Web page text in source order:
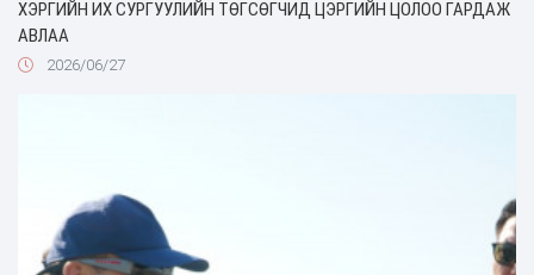
ХЭРГИЙН ИХ СУРГУУЛИЙН ТӨГСӨГЧИД ЦЭРГИЙН ЦОЛОО ГАРДАЖ
АВЛАА
2026/06/27